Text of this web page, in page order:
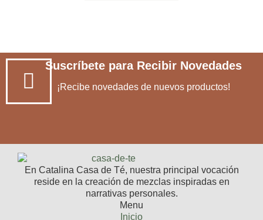
Suscríbete para Recibir Novedades
¡Recibe novedades de nuevos productos!
Menu
Inicio
En Catalina Casa de Té, nuestra principal vocación
reside en la creación de mezclas inspiradas en
narrativas personales.